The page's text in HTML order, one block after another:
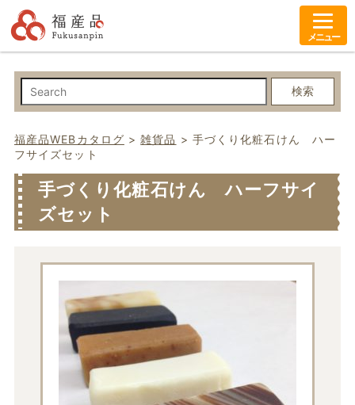
メニュー
検索
福産品WEBカタログ >雑貨品 > 手づくり化粧石けん ハー
フサイズセット
手づくり化粧石けん ハーフサイ
ズセット